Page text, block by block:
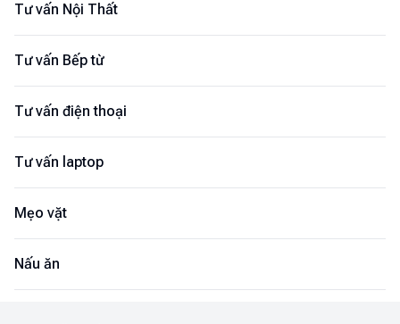
Tư vấn Nội Thất
Tư vấn Bếp từ
Tư vấn điện thoại
Tư vấn laptop
Mẹo vặt
Nấu ăn